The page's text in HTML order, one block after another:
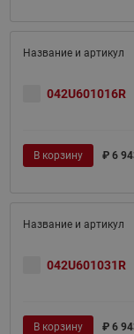
042U601016R
В корзину ₽ 6
042U601031R
В корзину ₽ 6